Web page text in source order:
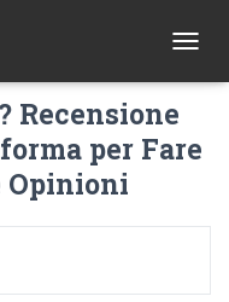
O
L
Recensione
per Fare
Opinioni